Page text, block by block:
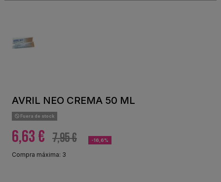
AVRIL NEO CREMA 50 ML
Fuera de stock
6,63 € 7,95 € -16,6%
Compra máxima: 3